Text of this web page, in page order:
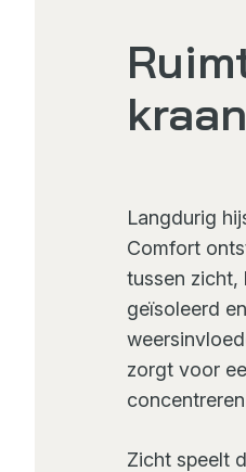
Langdurig
Comfort
tussen zicht,
geïsoleerd
zorgt voor
Zicht speelt